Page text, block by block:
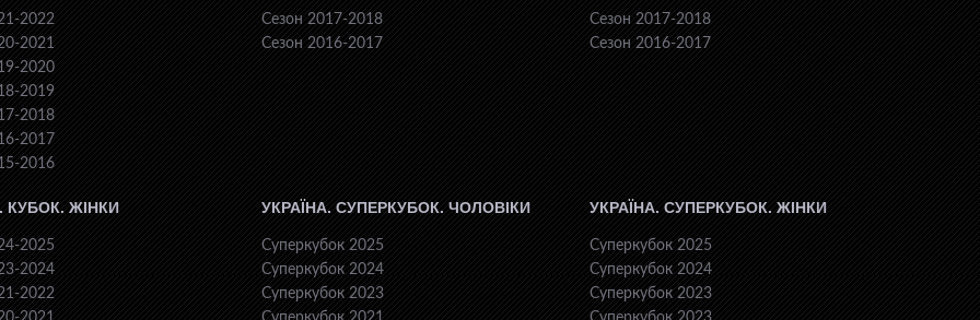
2022
2021
2020
2019
2018
2017
2016
Сезон 2017-2018
Сезон 2016-2017
Сезон 2017-2018
Сезон 2016-2017
КУБОК. ЖІНКИ
2025
2024
2022
УКРАЇНА. СУПЕРКУБОК. ЧОЛОВІКИ
Суперкубок 2025
Суперкубок 2024
Суперкубок 2023
УКРАЇНА. СУПЕРКУБОК. ЖІНКИ
Суперкубок 2025
Суперкубок 2024
Суперкубок 2023